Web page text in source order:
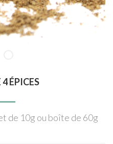
ÉPICES
de 10g ou boîte de 60g